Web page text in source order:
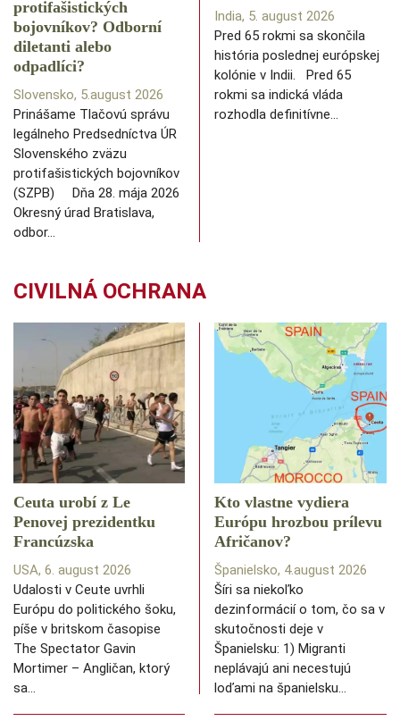
protifašistických
bojovníkov? Odborní
diletanti alebo
odpadlíci?
Slovensko, 5.august 2026
Prinášame Tlačovú správu
legálneho Predsedníctva ÚR
Slovenského zväzu
protifašistických bojovníkov
(SZPB) Dňa 28. mája 2026
Okresný úrad Bratislava,
odbor…
India, 5. august 2026
Pred 65 rokmi sa skončila
história poslednej európskej
kolónie v Indii. Pred 65
rokmi sa indická vláda
rozhodla definitívne…
CIVILNÁ OCHRANA
Ceuta urobí z Le
Penovej prezidentku
Francúzska
USA, 6. august 2026
Udalosti v Ceute uvrhli
Európu do politického šoku,
píše v britskom časopise
The Spectator Gavin
Mortimer – Angličan, ktorý
sa…
Kto vlastne vydiera
Európu hrozbou prílevu
Afričanov?
Španielsko, 4.august 2026
Šíri sa niekoľko
dezinformácií o tom, čo sa v
skutočnosti deje v
Španielsku: 1) Migranti
neplávajú ani necestujú
loďami na španielsku…